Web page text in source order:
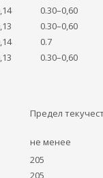
0.30–0,60
0.30–0,60
0.7
0.30–0,60
Предел
не менее
205
205